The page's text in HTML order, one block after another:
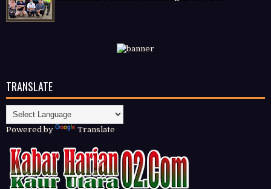
TRANSLATE
Powered by Translate